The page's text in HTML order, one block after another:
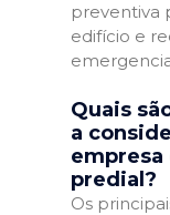
preventiva
edifício e
Quais
a
predial?
Os